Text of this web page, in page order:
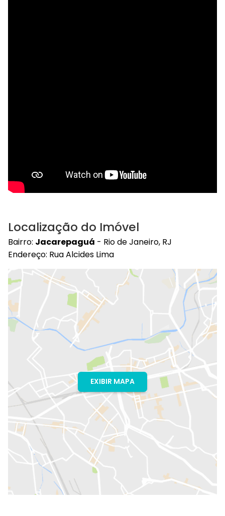
Localização do Imóvel
Bairro: Jacarepaguá - Rio de Janeiro, RJ
Endereço: Rua Alcides Lima
EXIBIR MAPA